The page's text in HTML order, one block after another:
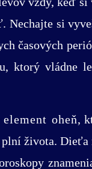
Nechajte si
časových
ktorý vládne
element oheň,
plní života.